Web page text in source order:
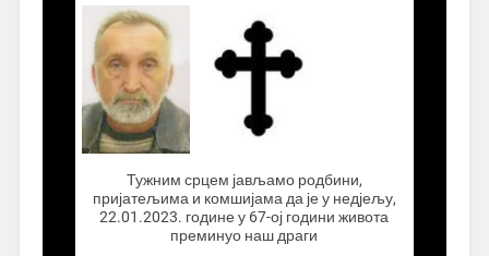
Тужним срцем јављамо родбини,
пријатељима и комшијама да је у недјељу,
22.01.2023. године у 67-ој години живота
преминуо наш драги